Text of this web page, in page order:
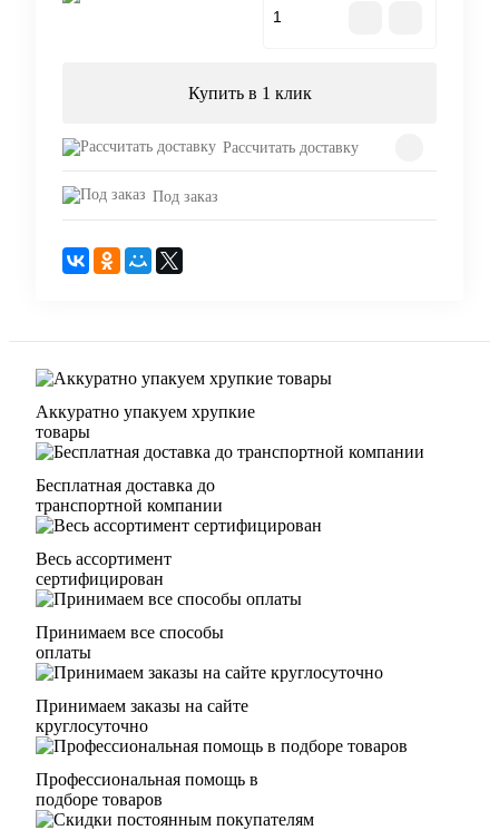
Купить в 1 клик
Рассчитать доставку
Под заказ
Аккуратно упакуем хрупкие
товары
Бесплатная доставка до
транспортной компании
Весь ассортимент
сертифицирован
Принимаем все способы
оплаты
Принимаем заказы на сайте
круглосуточно
Профессиональная помощь в
подборе товаров